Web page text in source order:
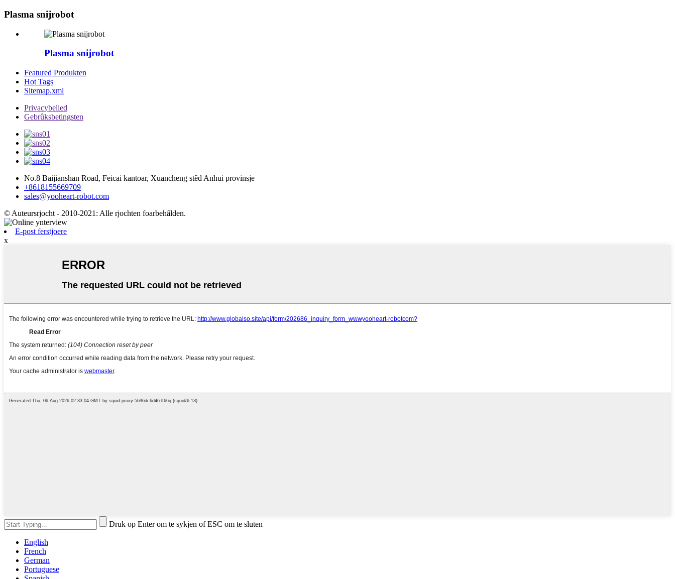
Plasma snijrobot
Plasma snijrobot
Featured Produkten
Hot Tags
Sitemap.xml
Privacybelied
Gebrûksbetingsten
No.8 Baijianshan Road, Feicai kantoar, Xuancheng stêd Anhui provinsje
+8618155669709
sales@yooheart-robot.com
© Auteursrjocht - 2010-2021: Alle rjochten foarbehâlden.
E-post ferstjoere
x
Druk op Enter om te sykjen of ESC om te sluten
English
French
German
Portuguese